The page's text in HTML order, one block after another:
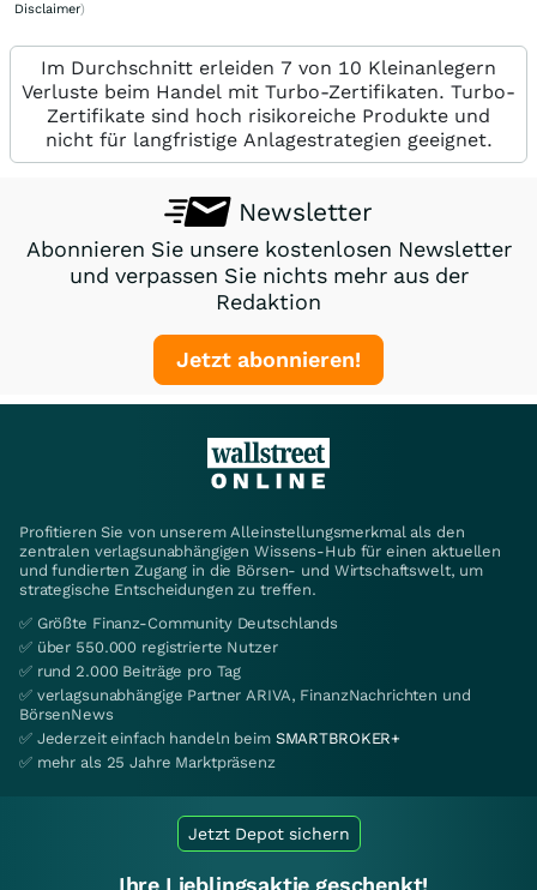
Disclaimer)
Im Durchschnitt erleiden 7 von 10 Kleinanlegern
Verluste beim Handel mit Turbo-Zertifikaten. Turbo-
Zertifikate sind hoch risikoreiche Produkte und
nicht für langfristige Anlagestrategien geeignet.
Newsletter
Abonnieren Sie unsere kostenlosen Newsletter
und verpassen Sie nichts mehr aus der
Redaktion
Jetzt abonnieren!
Profitieren Sie von unserem Alleinstellungsmerkmal als den
zentralen verlagsunabhängigen Wissens-Hub für einen aktuellen
und fundierten Zugang in die Börsen- und Wirtschaftswelt, um
strategische Entscheidungen zu treffen.
✅ Größte Finanz-Community Deutschlands
✅ über 550.000 registrierte Nutzer
✅ rund 2.000 Beiträge pro Tag
✅ verlagsunabhängige Partner ARIVA, FinanzNachrichten und
BörsenNews
✅ Jederzeit einfach handeln beim SMARTBROKER+
✅ mehr als 25 Jahre Marktpräsenz
Jetzt Depot sichern